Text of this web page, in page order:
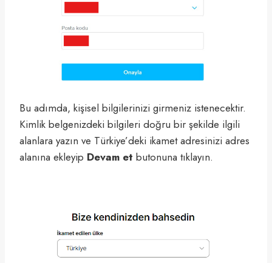
Bu adımda, kişisel bilgilerinizi girmeniz istenecektir.
Kimlik belgenizdeki bilgileri doğru bir şekilde ilgili
alanlara yazın ve Türkiye’deki ikamet adresinizi adres
alanına ekleyip Devam et butonuna tıklayın.